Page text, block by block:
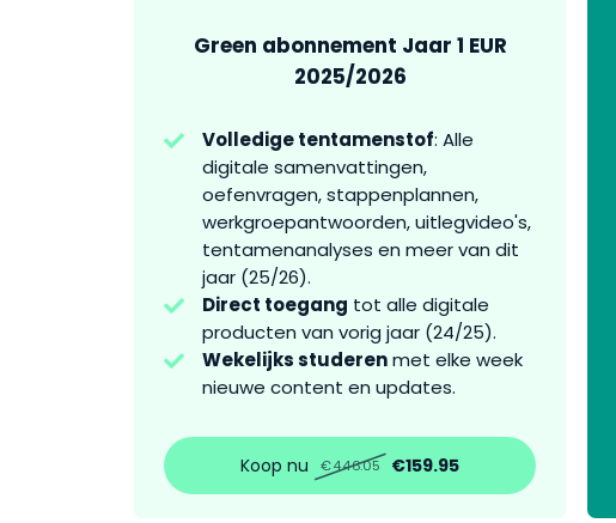
Green abonnement Jaar 1 EUR
2025/2026
Volledige tentamenstof: Alle
digitale samenvattingen,
oefenvragen, stappenplannen,
werkgroepantwoorden, uitlegvideo's,
tentamenanalyses en meer van dit
jaar (25/26).
Direct toegang tot alle digitale
producten van vorig jaar (24/25).
Wekelijks studerenmet elke week
nieuwe content en updates.
Koop nu €446.05 €159.95